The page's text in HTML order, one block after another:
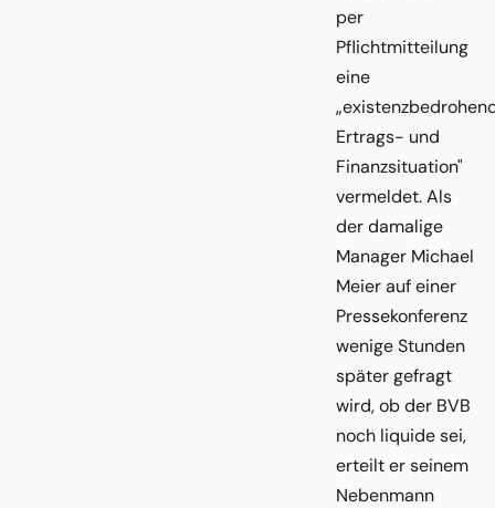
per
Pflichtmitteilung
eine
Ertrags- und
Finanzsituation"
vermeldet. Als
der damalige
Manager Michael
Meier auf einer
Pressekonferenz
wenige Stunden
später gefragt
wird, ob der BVB
noch liquide sei,
erteilt er seinem
Nebenmann